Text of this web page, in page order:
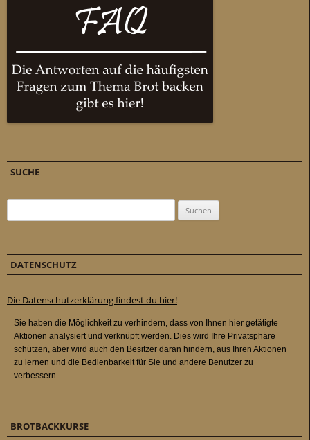
SUCHE
DATENSCHUTZ
Die Datenschutzerklärung findest du hier!
BROTBACKKURSE